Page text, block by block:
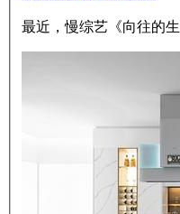
最近，慢综艺《向往的